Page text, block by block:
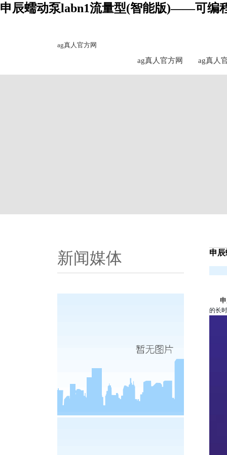
申辰蠕动泵​labn1流量型(智能版)——可编
ag真人官方网
ag真人
ag真人官方网
新闻媒体 申
的长